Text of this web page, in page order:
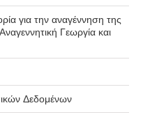
για την αναγέννηση της
Γεωργία και
Δεδομένων